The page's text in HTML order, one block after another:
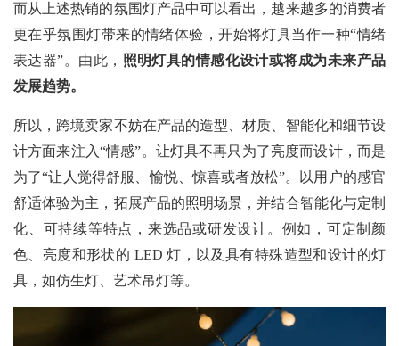
而从上述热销的氛围灯产品中可以看出，越来越多的消费者
更在乎氛围灯带来的情绪体验，开始将灯具当作一种“情绪
表达器”。由此， 照明灯具的情感化设计或将成为未来产品
发展趋势。
所以，跨境卖家不妨在产品的造型、材质、智能化和细节设
计方面来注入“情感”。让灯具不再只为了亮度而设计，而是
为了“让人觉得舒服、愉悦、惊喜或者放松”。以用户的感官
舒适体验为主，拓展产品的照明场景，并结合智能化与定制
化、可持续等特点，来选品或研发设计。例如，可定制颜
色、亮度和形状的 LED 灯，以及具有特殊造型和设计的灯
具，如仿生灯、艺术吊灯等。